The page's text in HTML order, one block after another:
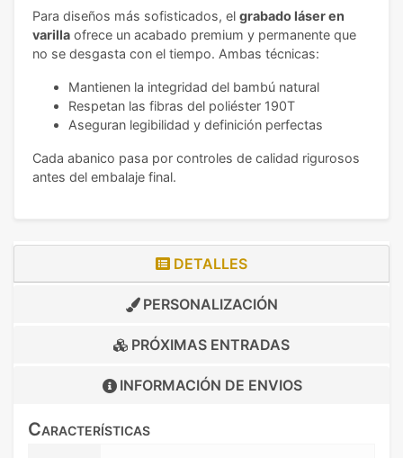
Para diseños más sofisticados, el grabado láser en
varilla ofrece un acabado premium y permanente que
no se desgasta con el tiempo. Ambas técnicas:
Mantienen la integridad del bambú natural
Respetan las fibras del poliéster 190T
Aseguran legibilidad y definición perfectas
Cada abanico pasa por controles de calidad rigurosos
antes del embalaje final.
DETALLES
PERSONALIZACIÓN
PRÓXIMAS ENTRADAS
INFORMACIÓN DE ENVIOS
Características